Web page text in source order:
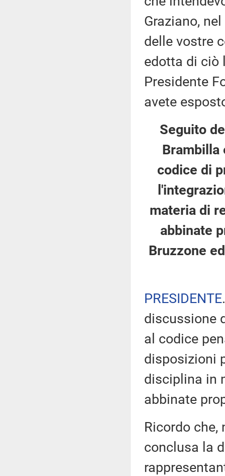
Graziano,
delle vostre
edotta di ciò
Presidente
avete
Seguito
Brambilla
codice di
materia di
abbinate
Bruzzone
PRESIDENTE
discussione
al codice
disposizioni
disciplina in
abbinate
Ricordo che,
conclusa la